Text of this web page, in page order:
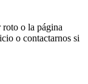
roto o la página
o contactarnos si